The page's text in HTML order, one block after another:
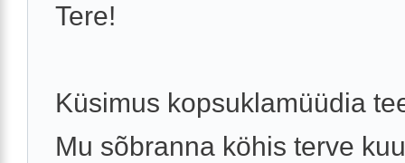
Tere!
Küsimus kopsuklamüüdia
Mu sõbranna köhis terve